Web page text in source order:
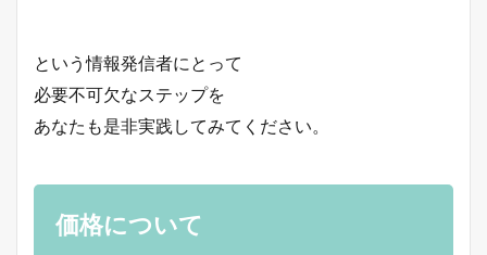
という情報発信者にとって
必要不可欠なステップを
あなたも是非実践してみてください。
価格について